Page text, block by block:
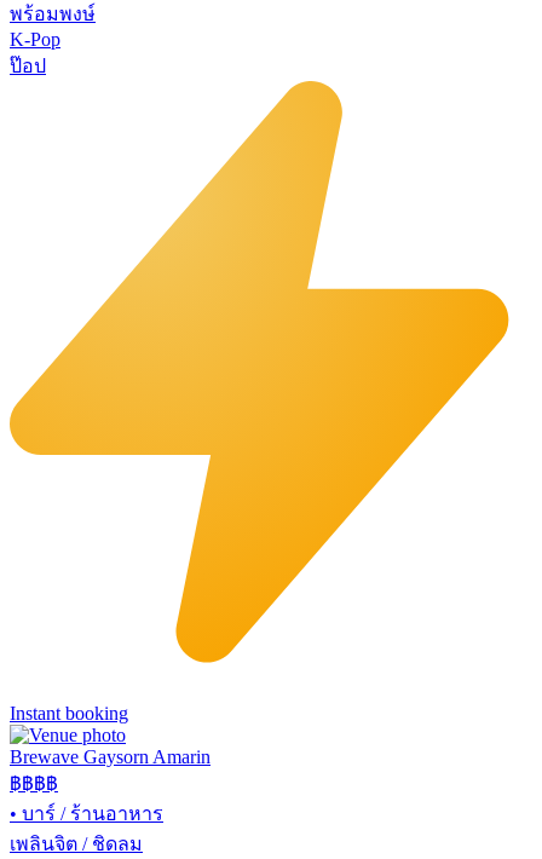
พร้อมพงษ์
K-Pop
ป๊อป
Instant booking
Brewave Gaysorn Amarin
฿฿฿฿
• บาร์ / ร้านอาหาร
เพลินจิต / ชิดลม